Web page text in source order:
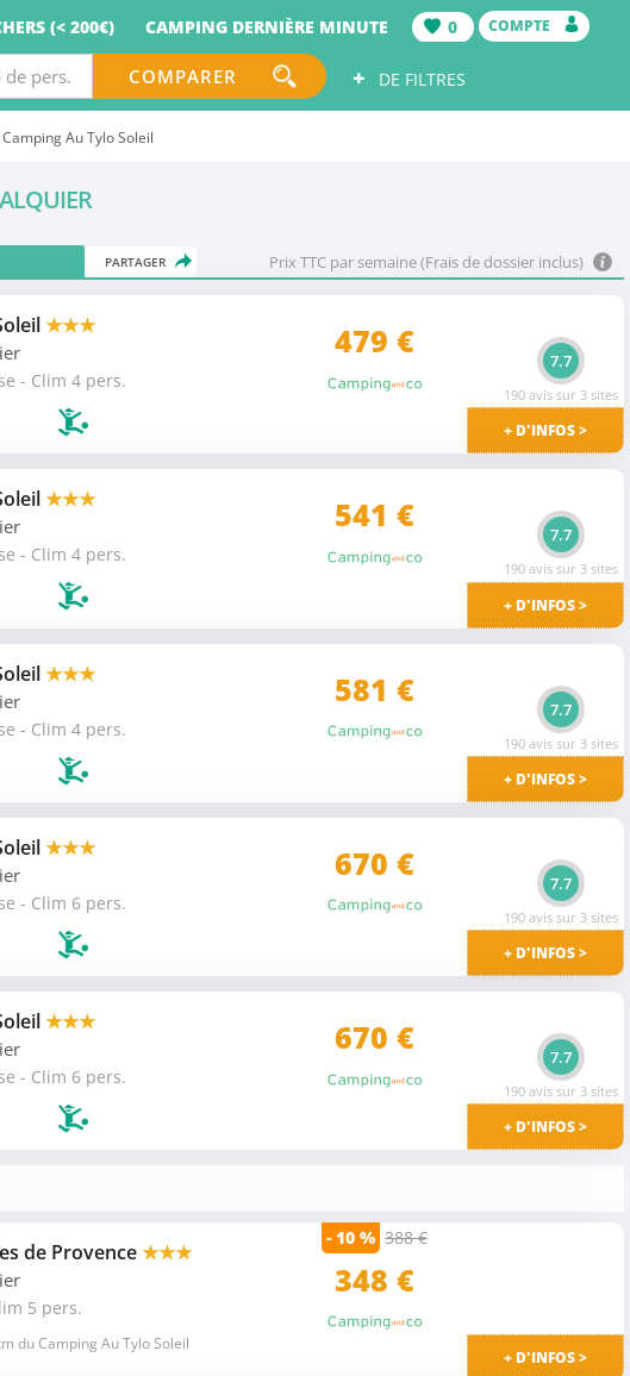
(< 200€) CAMPING DERNIÈRE MINUTE 0 COMPTE
COMPARER + DE FILTRES
Camping Au Tylo Soleil
PARTAGER Prix TTC par semaine (Frais de dossier inclus)
★★★
- Clim 4 pers.
479 €
+ D'INFOS >
7.7
190 avis sur 3 sites
★★★
- Clim 4 pers.
541 €
+ D'INFOS >
7.7
190 avis sur 3 sites
★★★
- Clim 4 pers.
581 €
+ D'INFOS >
7.7
190 avis sur 3 sites
★★★
- Clim 6 pers.
670 €
+ D'INFOS >
7.7
190 avis sur 3 sites
★★★
- Clim 6 pers.
670 €
+ D'INFOS >
7.7
190 avis sur 3 sites
de Provence★★★
5 pers.
du Camping Au Tylo Soleil
- 10 % 388 €
348 €
+ D'INFOS >